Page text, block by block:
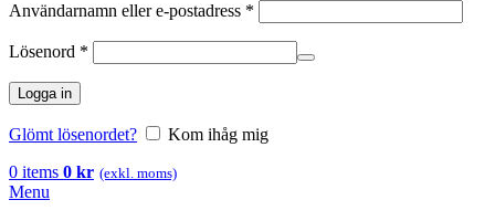
Användarnamn eller e-postadress *
Lösenord *
Logga in
Glömt lösenordet?
Kom ihåg mig
0 items 0 kr (exkl. moms)
Menu